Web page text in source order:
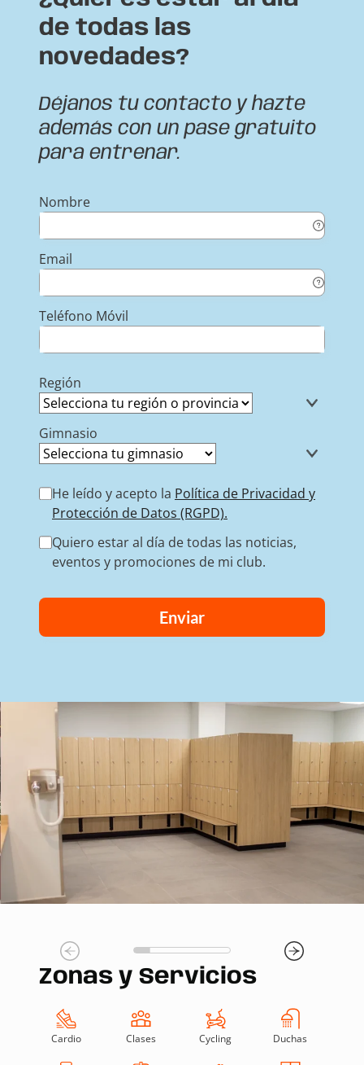
de todas las
novedades?
Déjanos tu contacto y hazte
además con un pase gratuito
para entrenar.
Nombre
Email
Teléfono Móvil
Región
Gimnasio
He leído y acepto la Política de Privacidad y
Protección de Datos (RGPD).
Quiero estar al día de todas las noticias,
eventos y promociones de mi club.
Zonas y Servicios
Cardio Clases Cycling Duchas